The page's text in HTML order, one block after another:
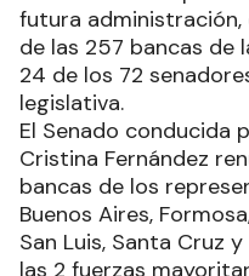
futura administración,
de las 257 bancas de
24 de los 72
legislativa.
El Senado conducida
Cristina Fernández
bancas de los
Buenos Aires,
San Luis, Santa Cruz